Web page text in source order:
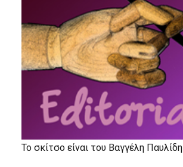
Το σκίτσο είναι του Βαγγέλη Παυλίδη